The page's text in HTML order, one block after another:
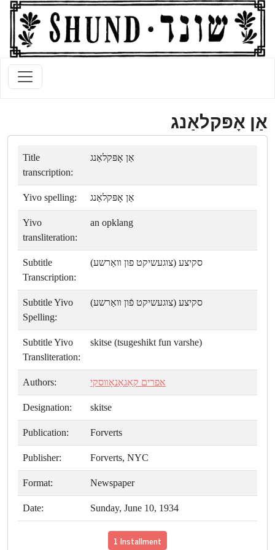
אַן אָפּקלאַנג
Title
transcription:
אַן אָפּקלאַנג
Yivo spelling: אַן אָפּקלאַנג
Yivo
transliteration:
an opklang
Subtitle
Transcription:
סקיצע (צוגעשיקט פון װאַרשע)
Subtitle Yivo
Spelling:
סקיצע (צוגעשיקט פֿון װאַרשע)
Subtitle Yivo
Transliteration:
skitse (tsugeshikt fun varshe)
Authors: אפרים קאַגאַנאָװסקי
Designation: skitse
Publication: Forverts
Publisher: Forverts, NYC
Format: Newspaper
Date: Sunday, June 10, 1934
1 Installment